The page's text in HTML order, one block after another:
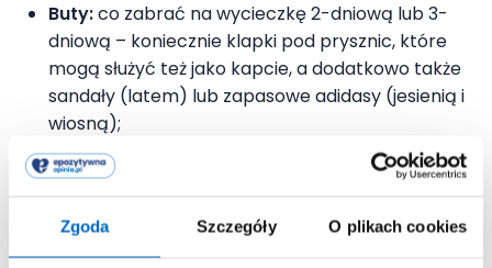
Zgoda Szczegóły O plikach cookies
Buty:co zabrać na wycieczkę 2-dniową lub 3-
dniową – koniecznie klapki pod prysznic, które
mogą służyć też jako kapcie, a dodatkowo także
sandały (latem) lub zapasowe adidasy (jesienią i
wiosną);
Niewielka zabawka, gra planszowa lub książka;
Poduszka:
np. tzw. rogal, który sprawdzi się
podczas jazdy autokarem.